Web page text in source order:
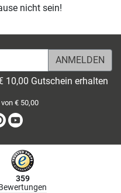
nicht sein!
10,00 Gutschein erhalten
€ 50,00
Pinterest
359